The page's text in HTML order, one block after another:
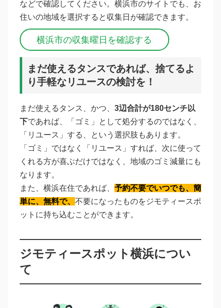
などで確認してください。横浜市のサイトでも、お
住いの地域を選択すると収集日が確認できます。
横浜市の収集曜日を確認する
まだ使えるタンスであれば、捨てるよ
り手軽なリユースの検討を！
まだ使えるタンス、かつ、 3辺合計が180センチ以
下であれば、「ゴミ」として処分するのではなく、
「リユース」する、という選択肢もあります。
「ゴミ」ではなく「リユース」すれば、次に使って
くれる方が喜ぶだけではなく、地域のゴミ減量にも
なります。
また、横浜在住であれば、 予約不要でいつでも、簡
単に、無料で、 不要になったものをジモティースポ
ットに持ち込むことができます。
ジモティースポット横浜につい
て